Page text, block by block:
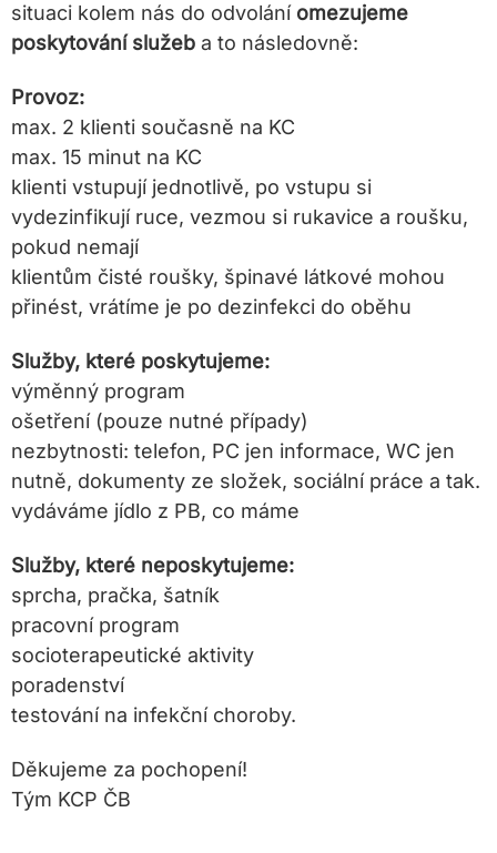
situaci kolem nás do odvolání omezujeme
poskytování služeb a to následovně:
Provoz:
max. 2 klienti současně na KC
max. 15 minut na KC
klienti vstupují jednotlivě, po vstupu si
vydezinfikují ruce, vezmou si rukavice a roušku,
pokud nemají
klientům čisté roušky, špinavé látkové mohou
přinést, vrátíme je po dezinfekci do oběhu
Služby, které poskytujeme:
výměnný program
ošetření (pouze nutné případy)
nezbytnosti: telefon, PC jen informace, WC jen
nutně, dokumenty ze složek, sociální práce a tak.
vydáváme jídlo z PB, co máme
Služby, které neposkytujeme:
sprcha, pračka, šatník
pracovní program
socioterapeutické aktivity
poradenství
testování na infekční choroby.
Děkujeme za pochopení!
Tým KCP ČB